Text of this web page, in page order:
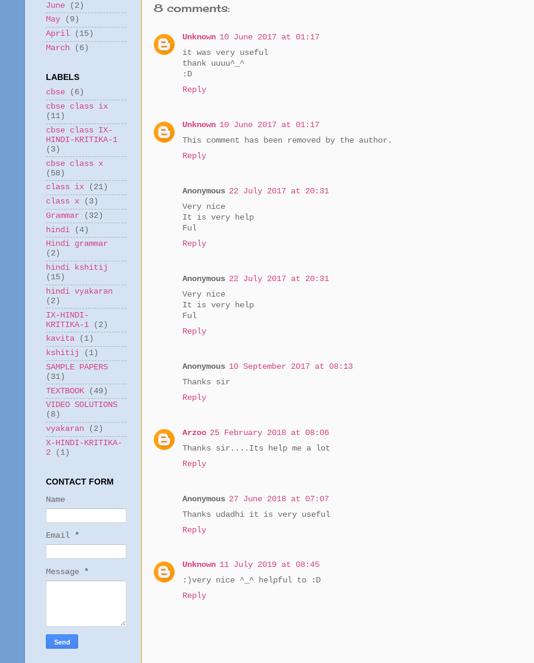
8 comments:
Unknown 10 June 2017 at 01:17
it was very useful
thank uuuu^_^
:D
Reply
Unknown 10 June 2017 at 01:17
This comment has been removed by the author.
Reply
Anonymous 22 July 2017 at 20:31
Very nice
It is very help
Ful
Reply
Anonymous 22 July 2017 at 20:31
Very nice
It is very help
Ful
Reply
Anonymous 10 September 2017 at 08:13
Thanks sir
Reply
Arzoo 25 February 2018 at 08:06
Thanks sir....Its help me a lot
Reply
Anonymous 27 June 2018 at 07:07
Thanks udadhi it is very useful
Reply
Unknown 11 July 2019 at 08:45
:)very nice ^_^ helpful to :D
Reply
June (2)
May (9)
April (15)
March (6)
LABELS
cbse
(6)
cbse class ix
(11)
cbse class IX-
HINDI-KRITIKA-1
(3)
cbse class x
(58)
class ix
(21)
class x
(3)
Grammar
(32)
hindi
(4)
Hindi grammar
(2)
hindi kshitij
(15)
hindi vyakaran
(2)
IX-HINDI-
KRITIKA-1
(2)
kavita
(1)
kshitij
(1)
SAMPLE PAPERS
(31)
TEXTBOOK
(49)
VIDEO SOLUTIONS
(8)
vyakaran
(2)
X-HINDI-KRITIKA-
2
(1)
CONTACT FORM
Name
Email *
Message *